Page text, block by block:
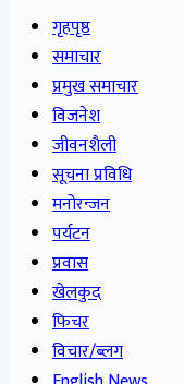
गृहपृष्ठ
समाचार
प्रमुख समाचार
विजनेश
जीवनशैली
सूचना प्रविधि
मनोरन्जन
पर्यटन
प्रवास
खेलकुद
फिचर
विचार/ब्लग